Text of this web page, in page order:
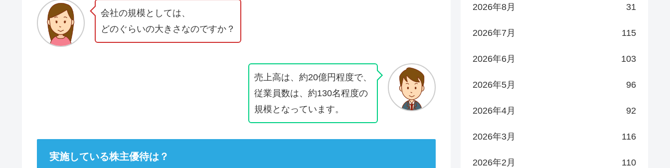
会社の規模としては、
どのぐらいの大きさなのですか？
売上高は、約20億円程度で、
従業員数は、約130名程度の
規模となっています。
実施している株主優待は？
2026年8月 31
2026年7月 115
2026年6月 103
2026年5月 96
2026年4月 92
2026年3月 116
2026年2月 110